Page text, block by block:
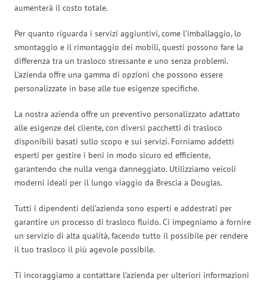
aumenterà il costo totale.
Per quanto riguarda i servizi aggiuntivi, come l’imballaggio, lo
smontaggio e il rimontaggio dei mobili, questi possono fare la
differenza tra un trasloco stressante e uno senza problemi.
L’azienda offre una gamma di opzioni che possono essere
personalizzate in base alle tue esigenze specifiche.
La nostra azienda offre un preventivo personalizzato adattato
alle esigenze del cliente, con diversi pacchetti di trasloco
disponibili basati sullo scopo e sui servizi. Forniamo addetti
esperti per gestire i beni in modo sicuro ed efficiente,
garantendo che nulla venga danneggiato. Utilizziamo veicoli
moderni ideali per il lungo viaggio da Brescia a Douglas.
Tutti i dipendenti dell’azienda sono esperti e addestrati per
garantire un processo di trasloco fluido. Ci impegniamo a fornire
un servizio di alta qualità, facendo tutto il possibile per rendere
il tuo trasloco il più agevole possibile.
Ti incoraggiamo a contattare l’azienda per ulteriori informazioni